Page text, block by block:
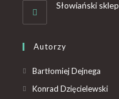
Słowiański sklep
Autorzy
Bartłomiej Dejnega
Konrad Dzięcielewski